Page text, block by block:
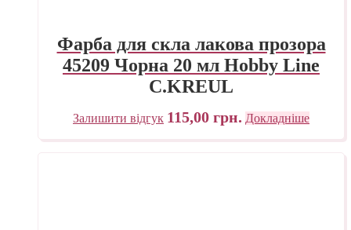
Фарба для скла лакова прозора
45209 Чорна 20 мл Hobby Line
C.KREUL
Залишити відгук 115,00 грн. Докладніше